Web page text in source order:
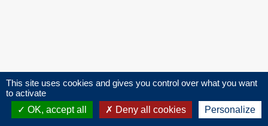
This site uses cookies and gives you control over what you want
to activate
OK, accept all
Deny all cookies Personalize